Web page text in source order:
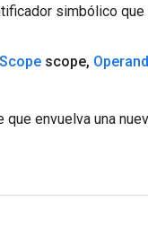
simbólico
Scope scope, Operand
envuelva una